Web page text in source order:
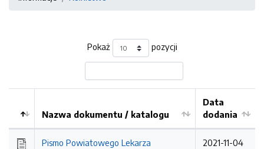
Pokaż pozycji
Kolejność
Nazwa dokumentu / katalogu
Data
dodania
Pismo Powiatowego Lekarza
2021-11-04